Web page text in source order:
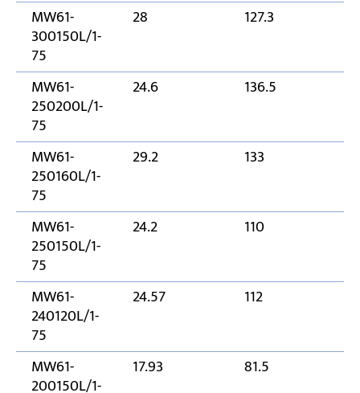
MW61-
300150L/1-
75
28 127.3
MW61-
250200L/1-
75
24.6 136.5
MW61-
250160L/1-
75
29.2 133
MW61-
250150L/1-
75
24.2 110
MW61-
240120L/1-
75
24.57 112
MW61-
200150L/1-
17.93 81.5